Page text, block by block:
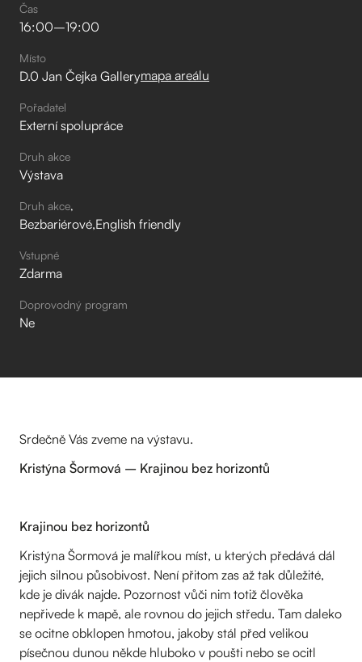
Čas
16:00–⁠19:00
Místo
D.0 Jan Čejka Gallerymapa areálu
Pořadatel
Externí spolupráce
Druh akce
Výstava
Druh akce
Bezbariérové English friendly
Vstupné
Zdarma
Doprovodný program
Ne
Srdečně Vás zveme na výstavu.
Kristýna Šormová – Krajinou bez horizontů
Krajinou bez horizontů
Kristýna Šormová je malířkou míst, u kterých předává dál
jejich silnou působivost. Není přitom zas až tak důležité,
kde je divák najde. Pozornost vůči nim totiž člověka
nepřivede k mapě, ale rovnou do jejich středu. Tam daleko
se ocitne obklopen hmotou, jakoby stál před velikou
písečnou dunou někde hluboko v poušti nebo se ocitl